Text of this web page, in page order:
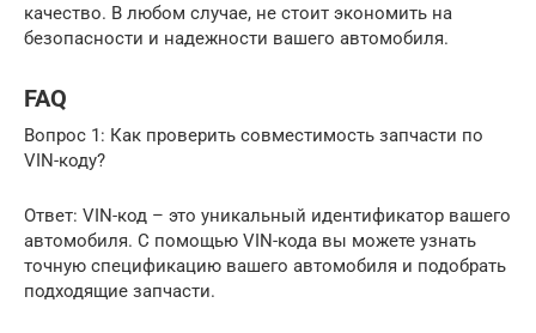
качество. В любом случае, не стоит экономить на
безопасности и надежности вашего автомобиля.
FAQ
Вопрос 1: Как проверить совместимость запчасти по
VIN-коду?
Ответ: VIN-код – это уникальный идентификатор вашего
автомобиля. С помощью VIN-кода вы можете узнать
точную спецификацию вашего автомобиля и подобрать
подходящие запчасти.